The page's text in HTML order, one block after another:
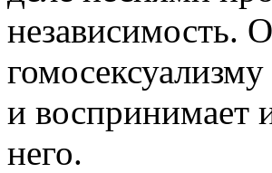
независимость.
и воспринимает
него.